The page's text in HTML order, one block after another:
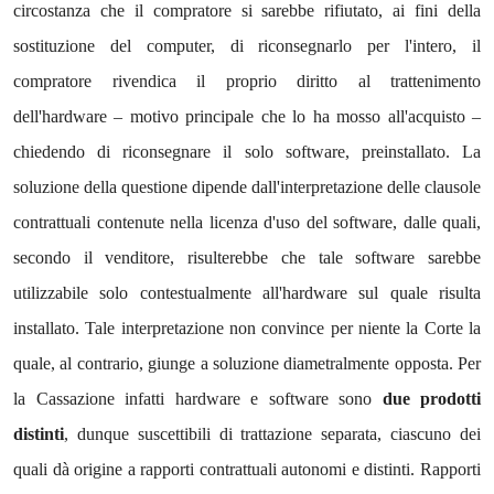
circostanza che il compratore si sarebbe rifiutato, ai fini della
sostituzione del computer, di riconsegnarlo per l'intero, il
compratore rivendica il proprio diritto al trattenimento
dell'hardware – motivo principale che lo ha mosso all'acquisto –
chiedendo di riconsegnare il solo software, preinstallato. La
soluzione della questione dipende dall'interpretazione delle clausole
contrattuali contenute nella licenza d'uso del software, dalle quali,
secondo il venditore, risulterebbe che tale software sarebbe
utilizzabile solo contestualmente all'hardware sul quale risulta
installato. Tale interpretazione non convince per niente la Corte la
quale, al contrario, giunge a soluzione diametralmente opposta. Per
la Cassazione infatti hardware e software sono due prodotti
distinti, dunque suscettibili di trattazione separata, ciascuno dei
quali dà origine a rapporti contrattuali autonomi e distinti. Rapporti